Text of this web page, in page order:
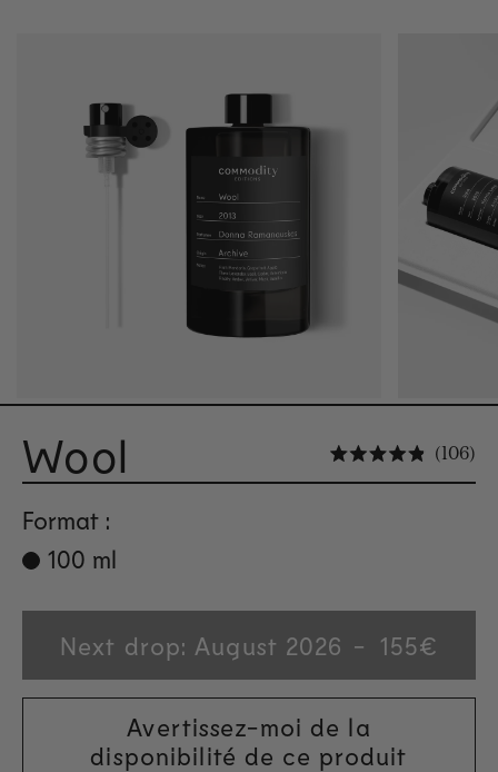
Wool 106
Format :
100 ml
Next drop: August 2026
Regular
price
155€
Avertissez-moi de la
disponibilité de ce produit